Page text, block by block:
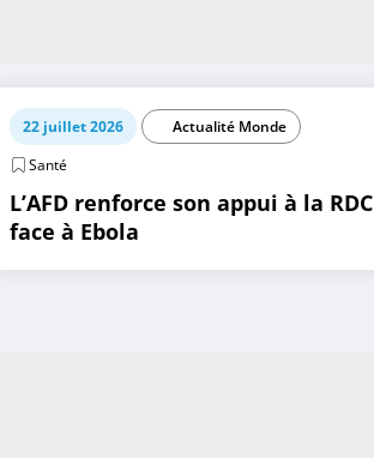
22 juillet 2026
Actualité Monde
Santé
L’AFD renforce son appui à la RDC
face à Ebola